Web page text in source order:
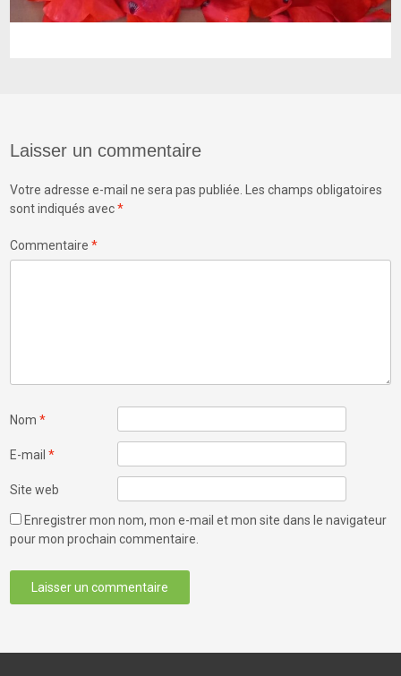
Laisser un commentaire
Votre adresse e-mail ne sera pas publiée. Les champs obligatoires
sont indiqués avec*
Commentaire*
Nom*
E-mail*
Site web
Enregistrer mon nom, mon e-mail et mon site dans le navigateur
pour mon prochain commentaire.